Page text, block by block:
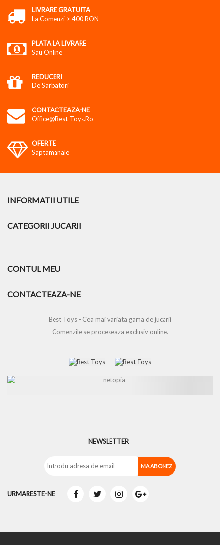
LIVRARE GRATUITA
La Comenzi > 400 RON
PLATA LA LIVRARE
Sau Online
REDUCERI
De Sarbatori
CONTACTEAZA-NE
Office@best-Toys.ro
OFERTE
Saptamanale
INFORMATII UTILE
CATEGORII JUCARII
CONTUL MEU
CONTACTEAZA-NE
Best Toys - Cea mai variata gama de jucarii
Comenzile se proceseaza exclusiv online.
NEWSLETTER
URMARESTE-NE